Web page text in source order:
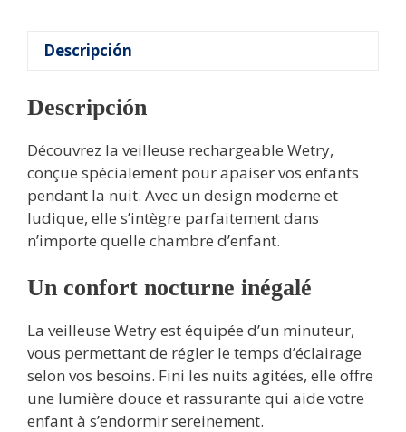
Descripción
Descripción
Découvrez la veilleuse rechargeable Wetry,
conçue spécialement pour apaiser vos enfants
pendant la nuit. Avec un design moderne et
ludique, elle s’intègre parfaitement dans
n’importe quelle chambre d’enfant.
Un confort nocturne inégalé
La veilleuse Wetry est équipée d’un minuteur,
vous permettant de régler le temps d’éclairage
selon vos besoins. Fini les nuits agitées, elle offre
une lumière douce et rassurante qui aide votre
enfant à s’endormir sereinement.